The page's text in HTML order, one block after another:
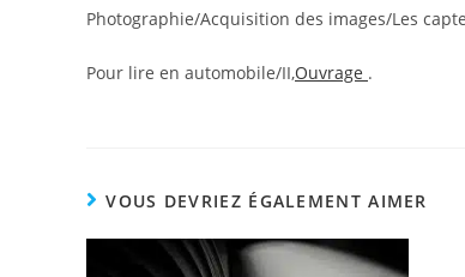
Photographie/Acquisition des images/Les
Pour lire en automobile/II,Ouvrage .
VOUS DEVRIEZ ÉGALEMENT AIMER